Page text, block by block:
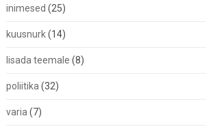
inimesed (25)
kuusnurk(14)
lisada teemale (8)
poliitika(32)
varia(7)